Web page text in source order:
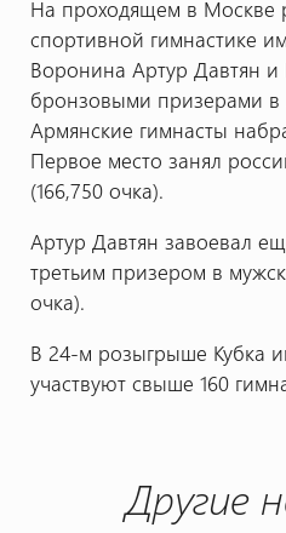
На проходящем в Москве
спортивной гимнастике
Воронина Артур Давтян и
бронзовыми призерами
Армянские гимнасты
Первое место занял
(166,750 очка).
Артур Давтян завоевал
третьим призером в
очка).
В 24-м розыгрыше Кубка
участвуют свыше 160
Другие